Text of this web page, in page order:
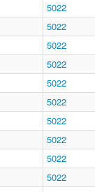
5022
5022
5022
5022
5022
5022
5022
5022
5022
5022